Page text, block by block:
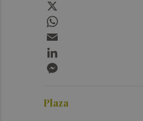
Plaza